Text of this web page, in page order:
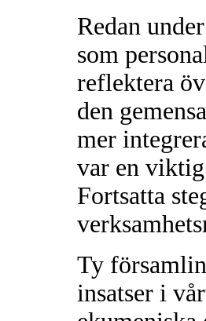
Redan
som
reflektera
den
mer
var en viktig
Fortsatta
Ty
insatser i